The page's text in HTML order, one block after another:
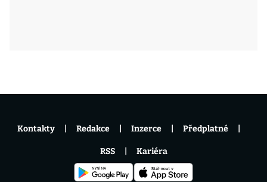
Kontakty Redakce Inzerce Předplatné
RSS Kariéra